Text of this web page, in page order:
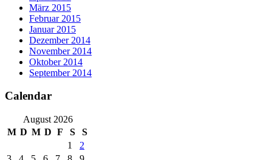
März 2015
Februar 2015
Januar 2015
Dezember 2014
November 2014
Oktober 2014
September 2014
Calendar
August 2026
M D M D F S
S
1
2